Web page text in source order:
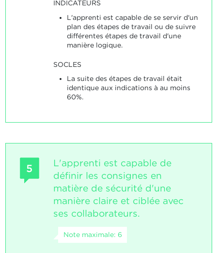
INDICATEURS
L'apprenti est capable de se servir d'un
plan des étapes de travail ou de suivre
différentes étapes de travail d'une
manière logique.
SOCLES
La suite des étapes de travail était
identique aux indications à au moins
60%.
5
L'apprenti est capable de
définir les consignes en
matière de sécurité d'une
manière claire et ciblée avec
ses collaborateurs.
Note maximale: 6